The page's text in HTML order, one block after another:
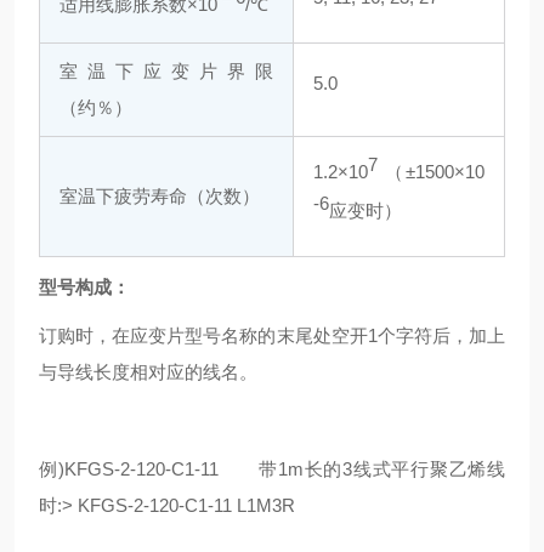
适用线膨胀系数×10 /℃
室温下应变片界限
（约％）
5.0
室温下疲劳寿命（次数）
1.2×107 （±1500×10
-6应变时）
型号构成：
订购时，在应变片型号名称的末尾处空开1个字符后，加上
与导线长度相对应的线名。
例)KFGS-2-120-C1-11 带1m长的3线式平行聚乙烯线
时:> KFGS-2-120-C1-11 L1M3R